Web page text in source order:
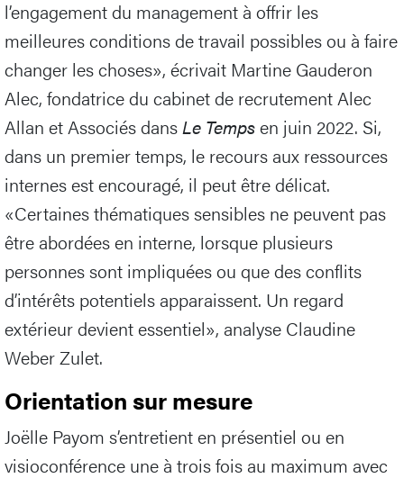
l’engagement du management à offrir les
meilleures conditions de travail possibles ou à faire
changer les choses», écrivait Martine Gauderon
Alec, fondatrice du cabinet de recrutement Alec
Allan et Associés dans Le Tempsen juin 2022. Si,
dans un premier temps, le recours aux ressources
internes est encouragé, il peut être délicat.
«Certaines thématiques sensibles ne peuvent pas
être abordées en interne, lorsque plusieurs
personnes sont impliquées ou que des conflits
d’intérêts potentiels apparaissent. Un regard
extérieur devient essentiel», analyse Claudine
Weber Zulet.
Orientation sur mesure
Joëlle Payom s’entretient en présentiel ou en
visioconférence une à trois fois au maximum avec